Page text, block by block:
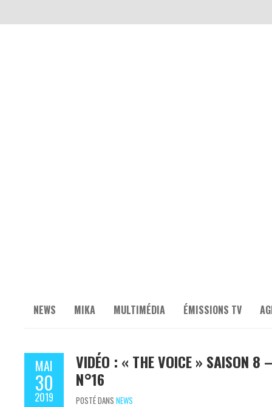
NEWS MIKA MULTIMÉDIA ÉMISSIONS TV
MAI
30
2019
VIDÉO : « THE VOICE » SAISON
N°16
POSTÉ DANS NEWS